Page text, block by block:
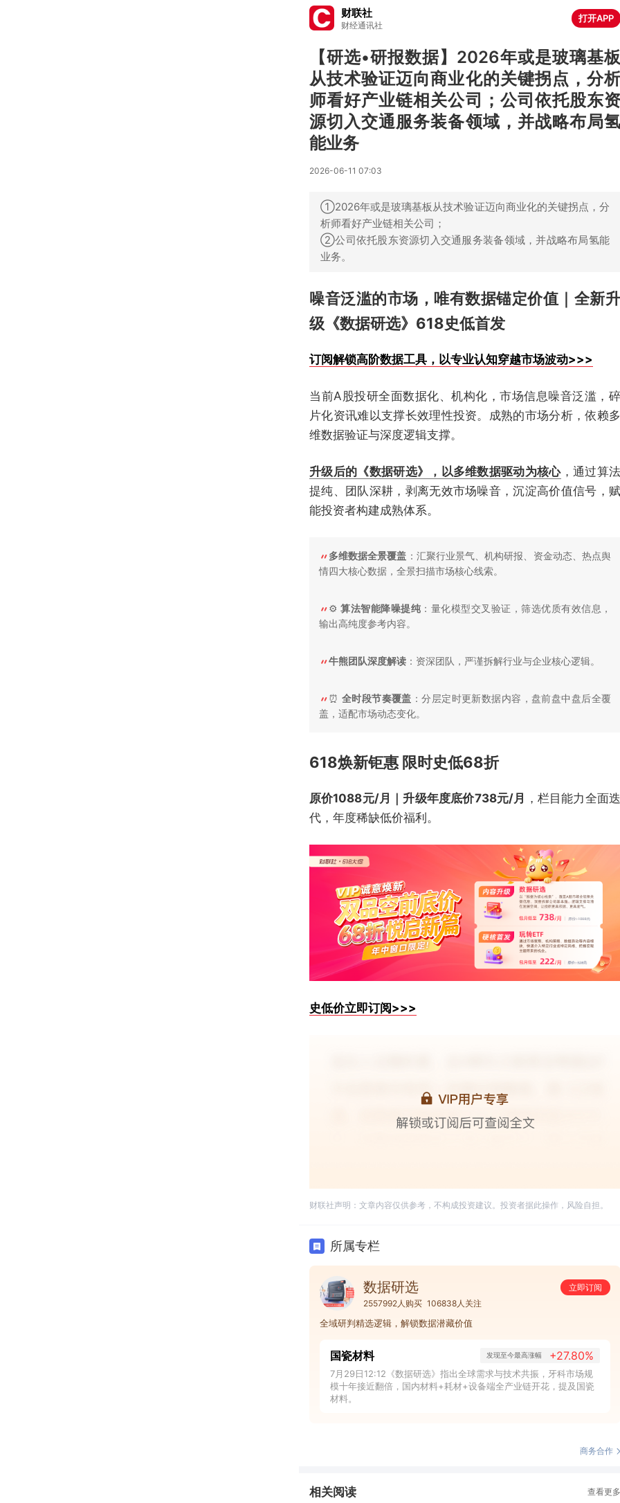
财联社
财经通讯社
打开APP
【研选•研报数据】2026年或是玻璃基板
从技术验证迈向商业化的关键拐点，分析
师看好产业链相关公司；公司依托股东资
源切入交通服务装备领域，并战略布局氢
能业务
2026-06-11 07:03
①2026年或是玻璃基板从技术验证迈向商业化的关键拐点，分
析师看好产业链相关公司；
②公司依托股东资源切入交通服务装备领域，并战略布局氢能
业务。
噪音泛滥的市场，唯有数据锚定价值｜全新升
级《数据研选》618史低首发
订阅解锁高阶数据工具，以专业认知穿越市场波动>>>
当前A股投研全面数据化、机构化，市场信息噪音泛滥，碎
片化资讯难以支撑长效理性投资。成熟的市场分析，依赖多
维数据验证与深度逻辑支撑。
升级后的《数据研选》，以多维数据驱动为核心，通过算
提纯、团队深耕，剥离无效市场噪音，沉淀高价值信号，赋
能投资者构建成熟体系。
多维数据全景覆盖 ：汇聚行业景气、机构研报、资金动态、热点舆
情四大核心数据，全景扫描市场核心线索。
⚙️算法智能降噪提纯 ：量化模型交叉验证，筛选优质有效信息，
输出高纯度参考内容。
牛熊团队深度解读 ：资深团队，严谨拆解行业与企业核心逻辑。
⏰ 全时段节奏覆盖 ：分层定时更新数据内容，盘前盘中盘后全覆
盖，适配市场动态变化。
618焕新钜惠 限时史低68折
原价1088元/月｜升级年度底价738元/月
，栏目能力全面
代，年度稀缺低价福利。
史低价立即订阅>>>
财联社声明：文章内容仅供参考，不构成投资建议。投资者据此操作，风险自担。
所属专栏
数据研选
立即订阅
2557992人购买 106838人关注
全域研判精选逻辑，解锁数据潜藏价值
国瓷材料 发现至今最高涨幅 +27.80%
7月29日12:12《数据研选》指出全球需求与技术共振，牙科市场规
模十年接近翻倍，国内材料+耗材+设备端全产业链开花，提及国瓷
材料。
商务合作
相关阅读 查看更多